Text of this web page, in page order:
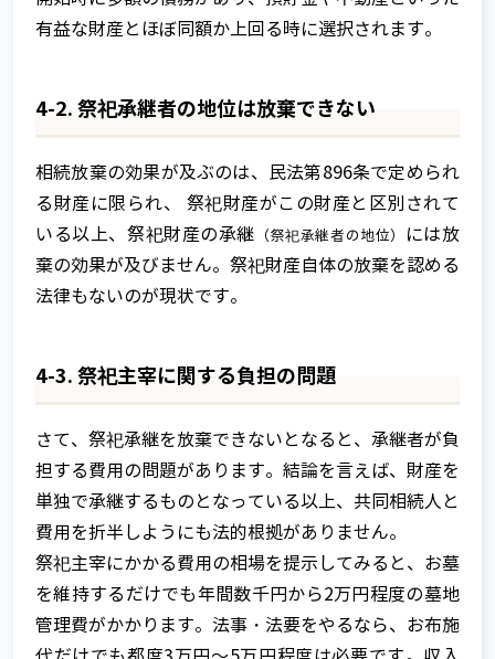
家族信託とは
家族信託が注目される背景
信託って何？
有益な財産とほぼ同額か上回る時に選択されます。
4-2. 祭祀承継者の地位は放棄できない
相続放棄の効果が及ぶのは、民法第896条で定められ
る財産に限られ、 祭祀財産がこの財産と区別されて
いる以上、祭祀財産の承継 （祭祀承継者の地位）
には放
棄の効果が及びません。祭祀財産自体の放棄を認める
法律もないのが現状です。
4-3. 祭祀主宰に関する負担の問題
さて、祭祀承継を放棄できないとなると、承継者が負
担する費用の問題があります。結論を言えば、財産を
単独で承継するものとなっている以上、共同相続人と
費用を折半しようにも法的根拠がありません。
祭祀主宰にかかる費用の相場を提示してみると、お墓
を維持するだけでも年間数千円から2万円程度の墓地
管理費がかかります。法事・法要をやるなら、お布施